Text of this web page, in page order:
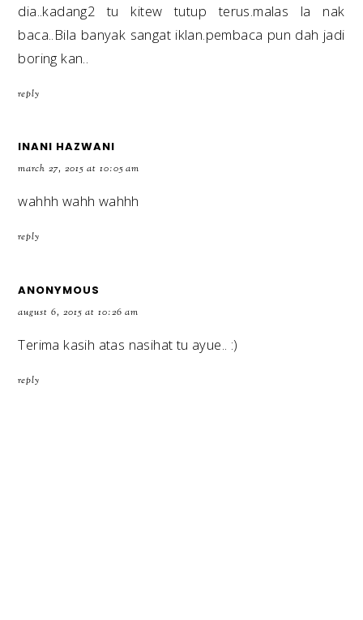
dia..kadang2 tu kitew tutup terus.malas la nak
baca..Bila banyak sangat iklan.pembaca pun dah jadi
boring kan..
reply
INANI HAZWANI
march 27, 2015 at 10:05 am
wahhh wahh wahhh
reply
ANONYMOUS
august 6, 2015 at 10:26 am
Terima kasih atas nasihat tu ayue.. :)
reply